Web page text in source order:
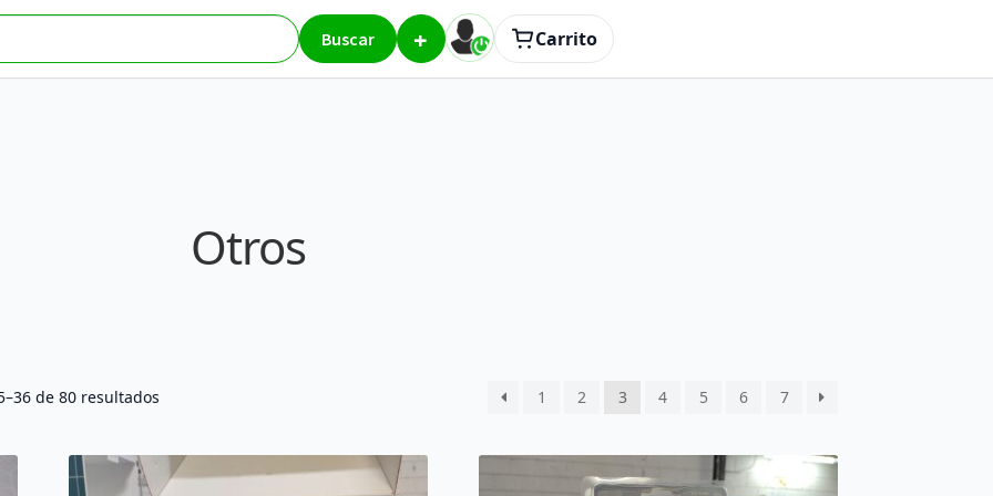
Buscar + Carrito
Otros
de 80 resultados
últimos
1 2 3 4 5 6 7